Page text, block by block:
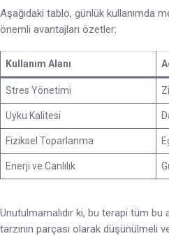
Aşağıdaki tablo, günlük kullanımda
önemli avantajları özetler:
Kullanım Alanı
Stres Yönetimi
Uyku Kalitesi
Fiziksel Toparlanma
Enerji ve Canlılık
Unutulmamalıdır ki, bu terapi tüm bu
tarzının parçası olarak düşünülmeli